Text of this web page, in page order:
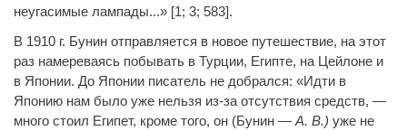
неугасимые лампады...» [1; 3; 583].
В 1910 г. Бунин отправляется в новое путешествие, на этот
раз намереваясь побывать в Турции, Египте, на Цейлоне и
в Японии. До Японии писатель не добрался: «Идти в
Японию нам было уже нельзя из-за отсутствия средств, —
много стоил Египет, кроме того, он (Бунин — А. В.) уже не